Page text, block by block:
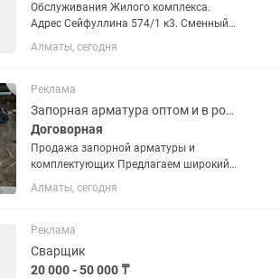
Обслуживания Жилого комплекса.
Адрес Сейфуллина 574/1 к3. Сменный
график сутки через двое 1/2. Знающий
систему водоснабжения и отопление.
Алматы, сегодня
Реклама
Запорная арматура оптом и в розницу.
Договорная
Продажа запорной арматуры и
комплектующих Предлагаем широкий
ассортимент запорной арматуры и
соединительных элементов для
типов и диаметров Тройники
(стальные,...
Алматы, сегодня
Реклама
Сварщик
20 000 - 50 000 ₸